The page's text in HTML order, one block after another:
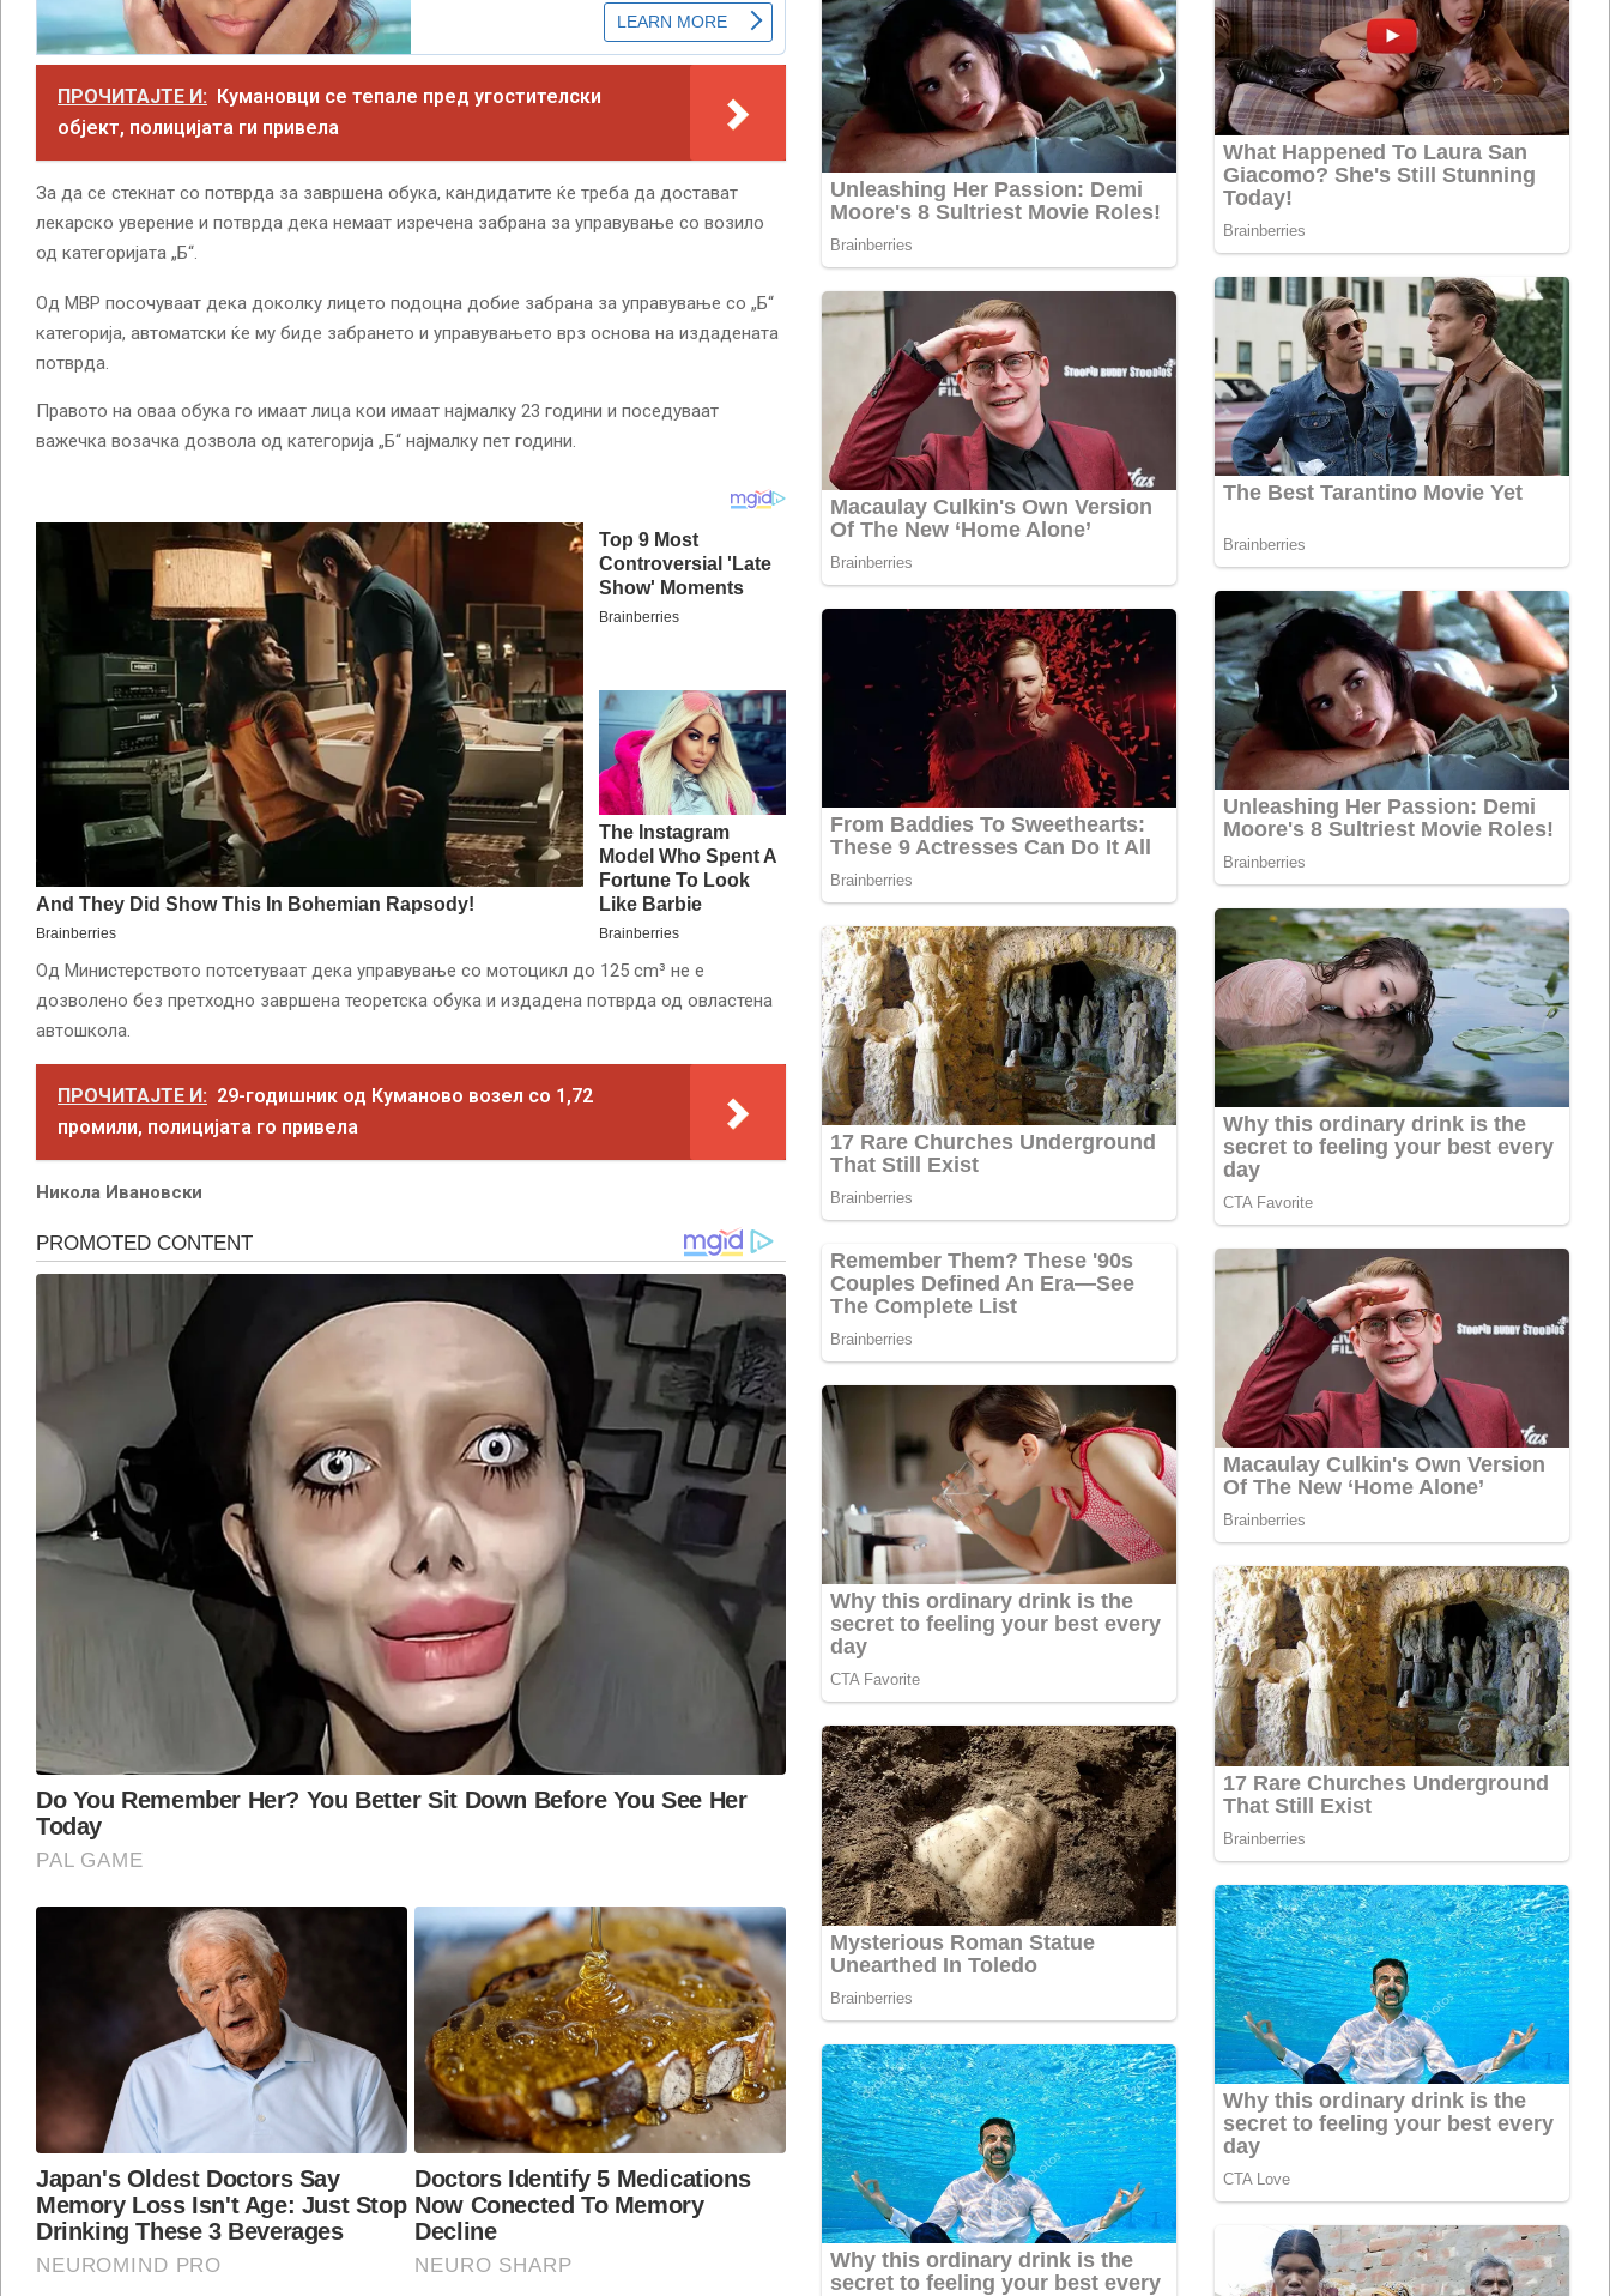
ПРОЧИТАЈТЕ И: Кумановци се тепале пред угостителски
објект, полицијата ги привела
За да се стекнат со потврда за завршена обука, кандидатите ќе треба да достават
лекарско уверение и потврда дека немаат изречена забрана за управување со возило
од категоријата „Б“.
Од МВР посочуваат дека доколку лицето подоцна добие забрана за управување со „Б“
категорија, автоматски ќе му биде забрането и управувањето врз основа на издадената
потврда.
Правото на оваа обука го имаат лица кои имаат најмалку 23 години и поседуваат
важечка возачка дозвола од категорија „Б“ најмалку пет години.
Од Министерството потсетуваат дека управување со мотоцикл до 125 cm³ не е
дозволено без претходно завршена теоретска обука и издадена потврда од овластена
автошкола.
ПРОЧИТАЈТЕ И: 29-годишник од Куманово возел со 1,72
промили, полицијата го привела
Никола Ивановски